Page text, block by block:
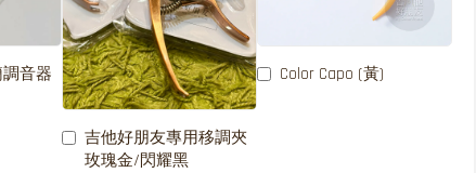
音器
吉他好朋友專用移調夾
玫瑰金/閃耀黑
Color Capo (黃)